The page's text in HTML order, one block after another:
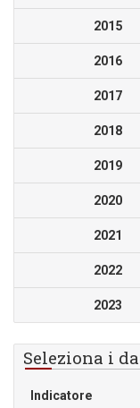
2015
2016
2017
2018
2019
2020
2021
2022
2023
Seleziona i
Indicatore